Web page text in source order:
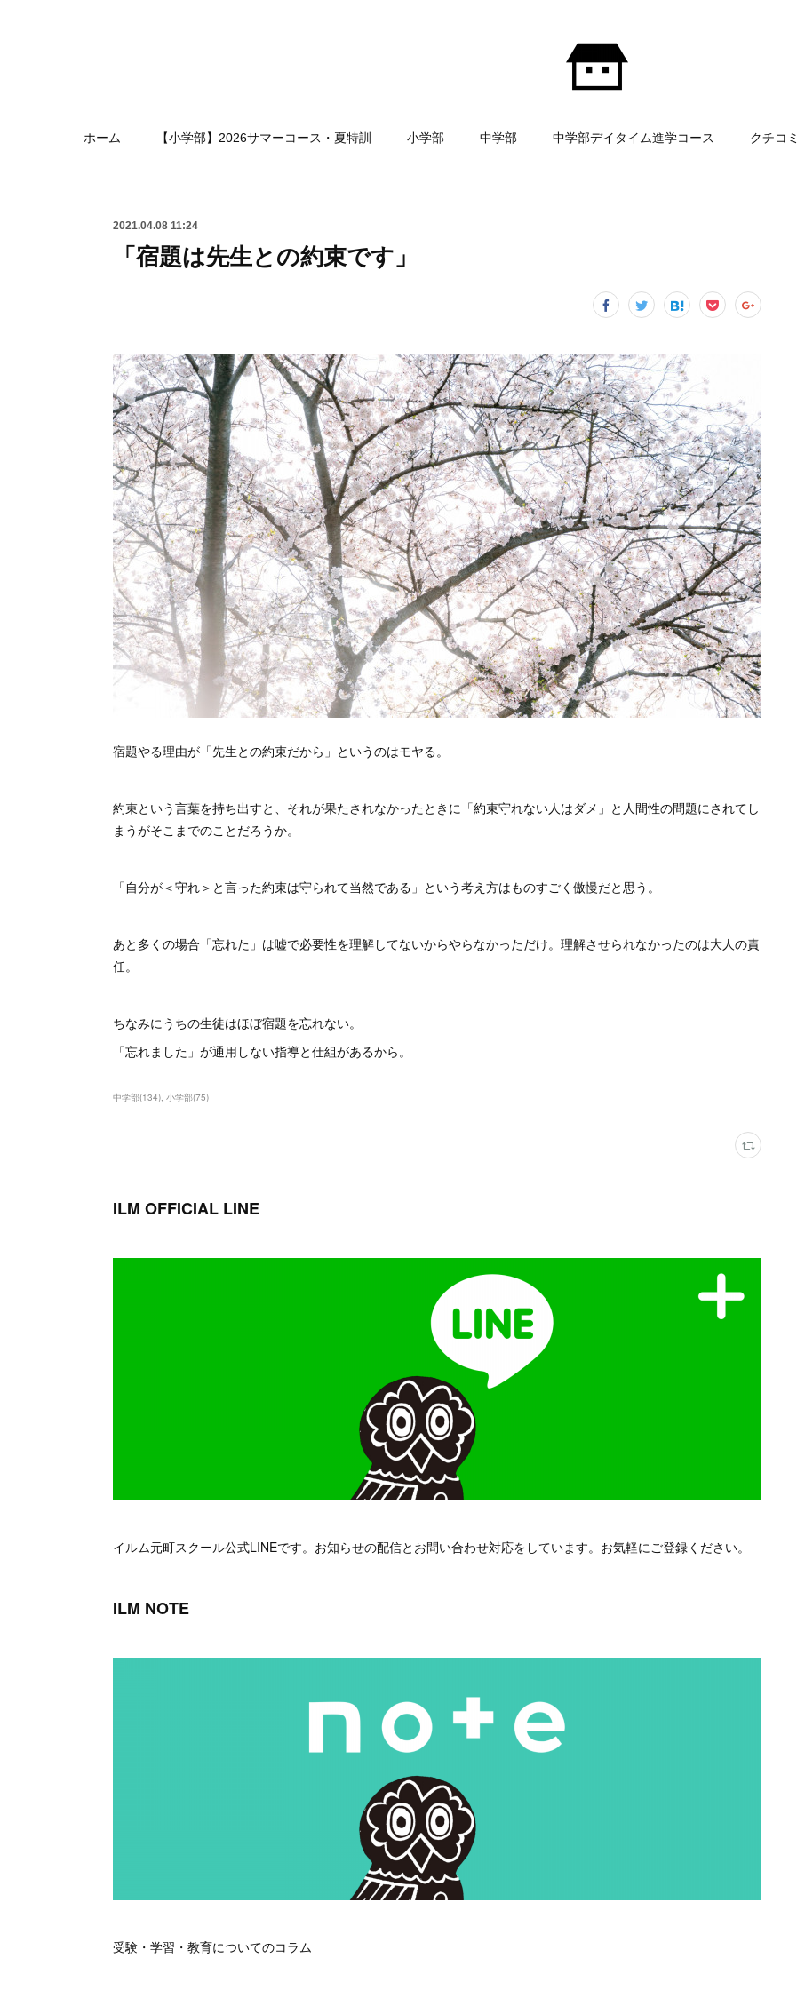
ホーム 【小学部】2026サマーコース・夏特訓 小学部 中学部 中学部デイタイム進学コース クチコミ
2021.04.08 11:24
「宿題は先生との約束です」
宿題やる理由が「先生との約束だから」というのはモヤる。
約束という言葉を持ち出すと、それが果たされなかったときに「約束守れない人はダメ」と人間性の問題にされてし
まうがそこまでのことだろうか。
「自分が＜守れ＞と言った約束は守られて当然である」という考え方はものすごく傲慢だと思う。
あと多くの場合「忘れた」は嘘で必要性を理解してないからやらなかっただけ。理解させられなかったのは大人の責
任。
ちなみにうちの生徒はほぼ宿題を忘れない。
「忘れました」が通用しない指導と仕組があるから。
中学部(134) 小学部(75)
ILM OFFICIAL LINE
イルム元町スクール公式LINEです。お知らせの配信とお問い合わせ対応をしています。お気軽にご登録ください。
ILM NOTE
受験・学習・教育についてのコラム